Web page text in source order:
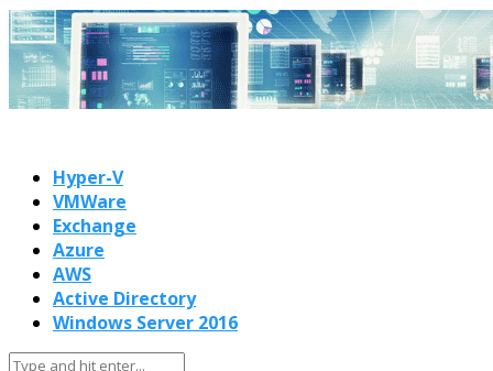
Hyper-V
VMWare
Exchange
Azure
AWS
Active Directory
Windows Server 2016